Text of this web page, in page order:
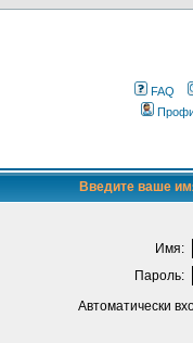
FAQ
Введите ваше
Имя:
Пароль:
Автоматически